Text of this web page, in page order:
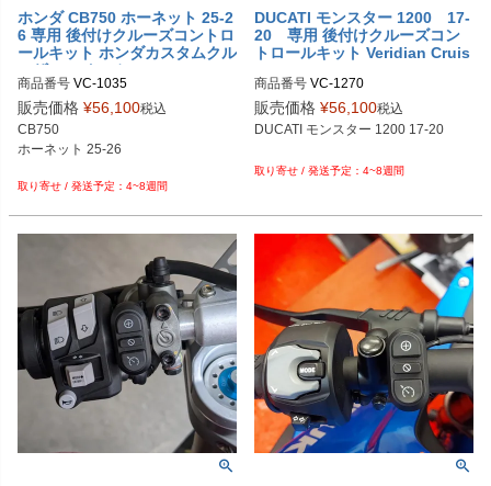
ホンダ CB750 ホーネット 25-2
6 専用 後付けクルーズコントロ
ールキット ホンダカスタムクル
ーザースイッチ Veridian Cruis
e
商品番号 VC-1035
M型番：1035
販売価格 ¥56,100税込
CB750
ホーネット 25-26
4~8週間
DUCATI モンスター 1200 17-
20 専用 後付けクルーズコン
トロールキット Veridian Cruis
商品番号 VC-1270
販売価格 ¥56,100税込
DUCATI モンスター 1200 17-20
4~8週間